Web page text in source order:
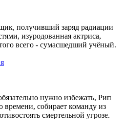
получивший заряд радиации
изуродованная актриса,
всего - сумасшедший учёный.
нужно избежать, Рип
времени, собирает команду из
смертельной угрозе.